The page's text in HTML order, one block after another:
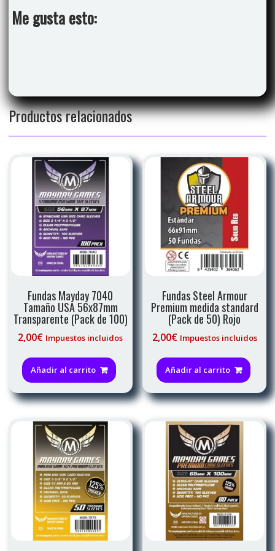
Me gusta esto:
Productos relacionados
Fundas Mayday 7040
Tamaño USA 56x87mm
Transparente (Pack de 100)
2,00€ Impuestos incluidos
Añadir al carrito
Fundas Steel Armour
Premium medida standard
(Pack de 50) Rojo
2,00€ Impuestos incluidos
Añadir al carrito